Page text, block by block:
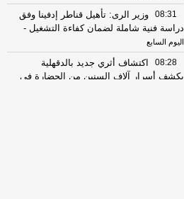
08:31
وزير الرى: تأهيل قناطر إدفينا وفق
دراسة فنية شاملة لضمان كفاءة التشغيل -
اليوم السابع
08:28
اكتشاف أثري جديد بالدقهلية
يكشف أسرار آلاف السنين من الحضارة في